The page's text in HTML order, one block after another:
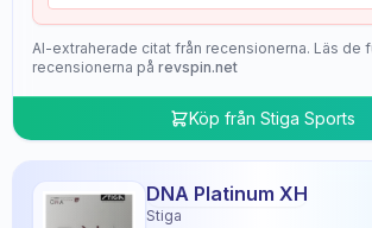
AI-extraherade citat från recensionerna. Läs de
recensionerna på revspin.net
Köp från Stiga Sports
DNA Platinum XH
Stiga